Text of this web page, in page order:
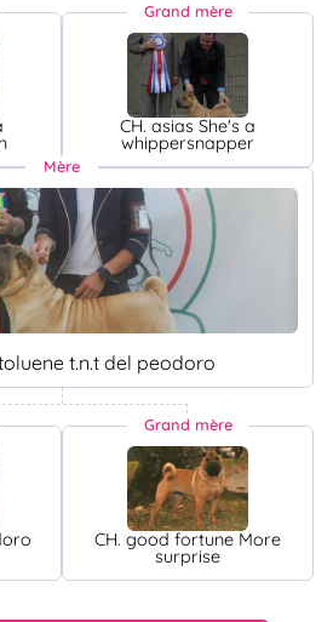
Grand mère
CH. asias She's a
whippersnapper
Mère
t.n.t del peodoro
Grand mère
CH. good fortune More
surprise